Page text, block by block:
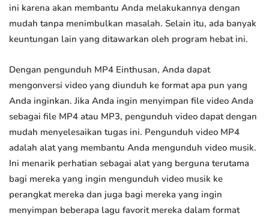
ini karena akan membantu Anda melakukannya dengan
mudah tanpa menimbulkan masalah. Selain itu, ada banyak
keuntungan lain yang ditawarkan oleh program hebat ini.
Dengan pengunduh MP4 Einthusan, Anda dapat
mengonversi video yang diunduh ke format apa pun yang
Anda inginkan. Jika Anda ingin menyimpan file video Anda
sebagai file MP4 atau MP3, pengunduh video dapat dengan
mudah menyelesaikan tugas ini. Pengunduh video MP4
adalah alat yang membantu Anda mengunduh video musik.
Ini menarik perhatian sebagai alat yang berguna terutama
bagi mereka yang ingin mengunduh video musik ke
perangkat mereka dan juga bagi mereka yang ingin
menyimpan beberapa lagu favorit mereka dalam format